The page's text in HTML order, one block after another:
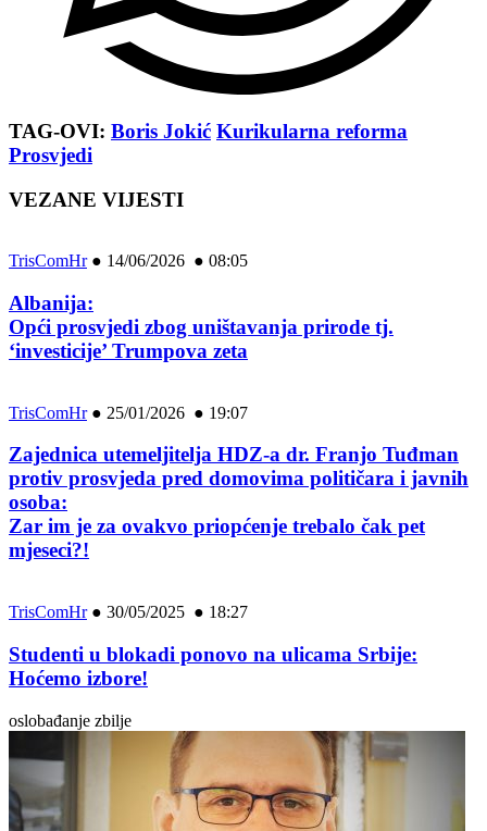
TAG-OVI: Boris Jokić Kurikularna reforma
Prosvjedi
VEZANE VIJESTI
TrisComHr● 14/06/2026 ● 08:05
Albanija:
Opći prosvjedi zbog uništavanja prirode tj.
‘investicije’ Trumpova zeta
TrisComHr● 25/01/2026 ● 19:07
Zajednica utemeljitelja HDZ-a dr. Franjo Tuđman
protiv prosvjeda pred domovima političara i javnih
osoba:
Zar im je za ovakvo priopćenje trebalo čak pet
mjeseci?!
TrisComHr● 30/05/2025 ● 18:27
Studenti u blokadi ponovo na ulicama Srbije:
Hoćemo izbore!
oslobađanje zbilje